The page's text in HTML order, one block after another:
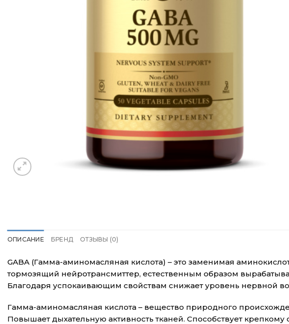
ОПИСАНИЕ БРЕНД ОТЗЫВЫ (0)
GABA (Гамма-аминомасляная кислота) – это заменимая
тормозящий нейротрансмиттер, естественным образом
Благодаря успокаивающим свойствам снижает уровень нервной
Гамма-аминомасляная кислота – вещество природного
Повышает дыхательную активность тканей. Способствует